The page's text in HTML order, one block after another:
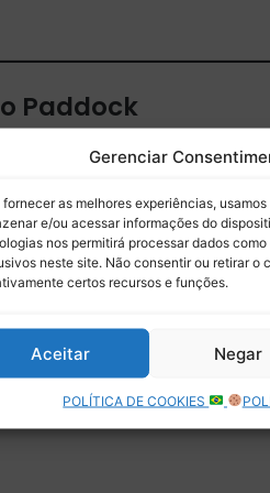
Gerenciar
fornecer as melhores experiências,
e/ou acessar informações do
nos permitirá processar dados
neste site. Não consentir ou retirar o
certos recursos e funções.
Aceitar Negar
POLÍTICA DE COOKIES
Paddock
e-mail.